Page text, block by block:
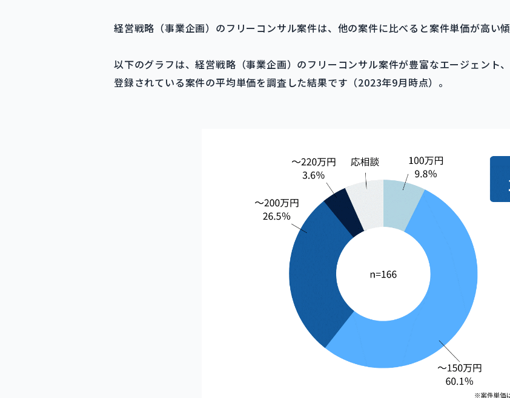
経営戦略（事業企画）のフリーコンサル案件は、他の案件に比べると案件単価が高い傾
以下のグラフは、経営戦略（事業企画）のフリーコンサル案件が豊富なエージェント
登録されている案件の平均単価を調査した結果です（2023年9月時点）。